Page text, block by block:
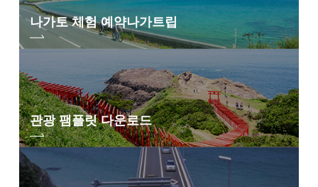
나가토 체험 예약나가트립
관광 팸플릿 다운로드